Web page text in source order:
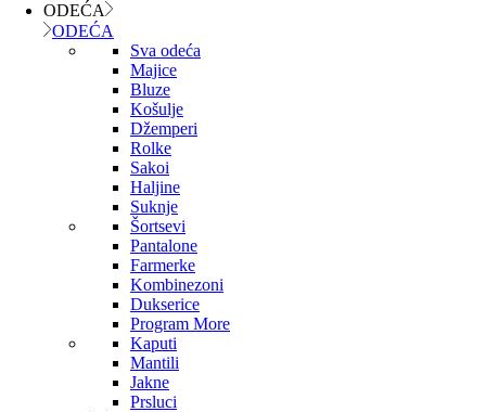
ODEĆA
ODEĆA
Sva odeća
Majice
Bluze
Košulje
Džemperi
Rolke
Sakoi
Haljine
Suknje
Šortsevi
Pantalone
Farmerke
Kombinezoni
Dukserice
Program More
Kaputi
Mantili
Jakne
Prsluci